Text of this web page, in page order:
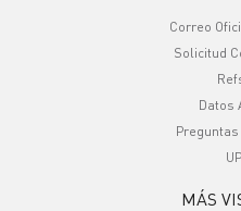
Correo
Solicitud
Datos
MÁS